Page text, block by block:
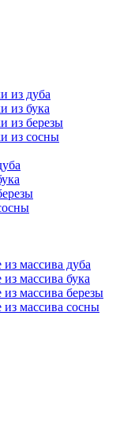
из дуба
из бука
из березы
из сосны
массива дуба
массива бука
массива березы
массива сосны